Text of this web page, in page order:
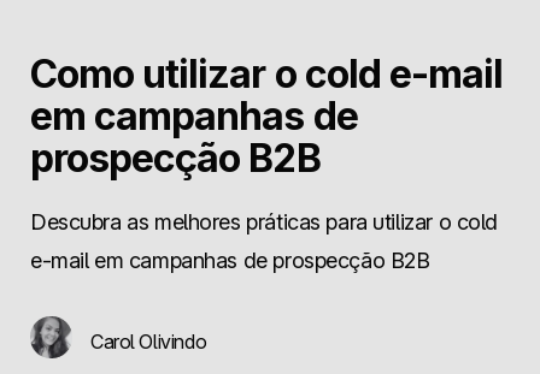
Como utilizar o cold e-mail
em campanhas de
prospecção B2B
Descubra as melhores práticas para utilizar o cold
e-mail em campanhas de prospecção B2B
Carol Olivindo